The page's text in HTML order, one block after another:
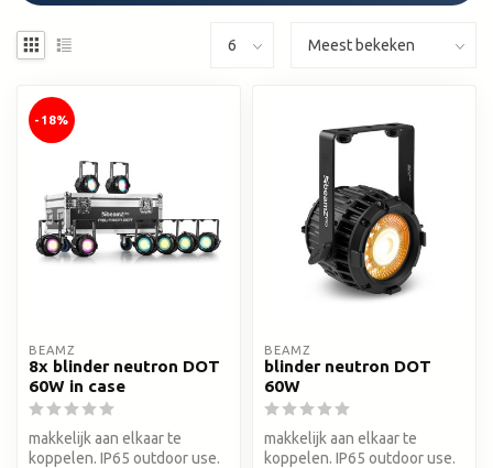
-18%
BEAMZ
8x blinder neutron DOT
60W in case
makkelijk aan elkaar te
koppelen. IP65 outdoor use.
BEAMZ
blinder neutron DOT
60W
makkelijk aan elkaar te
koppelen. IP65 outdoor use.